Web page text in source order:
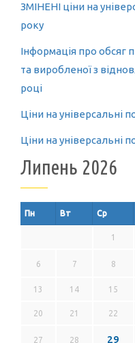
ЗМІНЕНІ ціни на
року
Інформація про обсяг
та виробленої з
році
Ціни на універсальні
Ціни на універсальні
Липень 2026
Пн Вт Ср
1
6 7 8
13 14 15
20 21 22
27 28 29